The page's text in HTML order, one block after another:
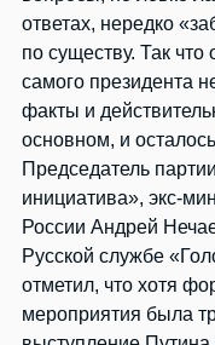
ответах, нередко
по существу. Так
самого президента
факты и
основном, и
Председатель
инициатива», экс-
России Андрей
Русской службе
отметил, что хотя
мероприятия была